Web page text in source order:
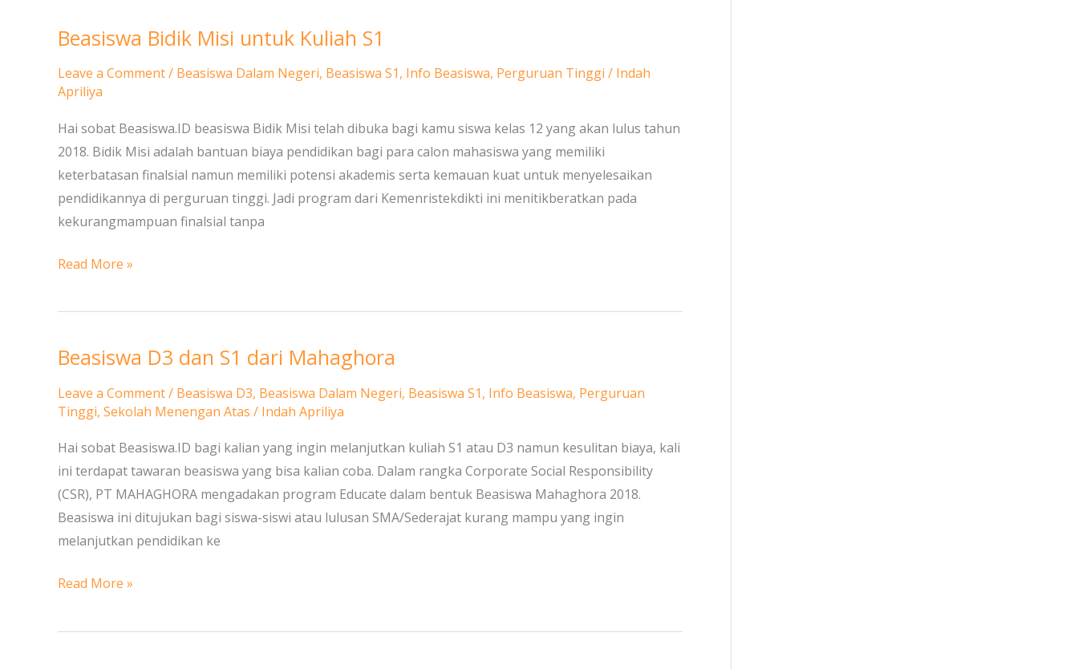
Beasiswa Bidik Misi untuk Kuliah S1
Leave a Comment/ Beasiswa Dalam Negeri, Beasiswa S1, Info Beasiswa, Perguruan Tinggi / Indah
Apriliya
Hai sobat Beasiswa.ID beasiswa Bidik Misi telah dibuka bagi kamu siswa kelas 12 yang akan lulus tahun
2018. Bidik Misi adalah bantuan biaya pendidikan bagi para calon mahasiswa yang memiliki
keterbatasan finalsial namun memiliki potensi akademis serta kemauan kuat untuk menyelesaikan
pendidikannya di perguruan tinggi. Jadi program dari Kemenristekdikti ini menitikberatkan pada
kekurangmampuan finalsial tanpa
Beasiswa
Misi
untuk
Kuliah
S1
Read More »
Beasiswa D3 dan S1 dari Mahaghora
Leave a Comment/ Beasiswa D3, Beasiswa Dalam Negeri, Beasiswa S1, Info Beasiswa, Perguruan
Tinggi, Sekolah Menengan Atas / Indah Apriliya
Hai sobat Beasiswa.ID bagi kalian yang ingin melanjutkan kuliah S1 atau D3 namun kesulitan biaya, kali
ini terdapat tawaran beasiswa yang bisa kalian coba. Dalam rangka Corporate Social Responsibility
(CSR), PT MAHAGHORA mengadakan program Educate dalam bentuk Beasiswa Mahaghora 2018.
Beasiswa ini ditujukan bagi siswa-siswi atau lulusan SMA/Sederajat kurang mampu yang ingin
melanjutkan pendidikan ke
Beasiswa
dan
dari
Mahaghora
Read More »